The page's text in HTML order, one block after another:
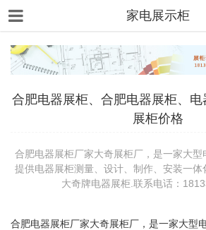
合肥电器展柜、合肥电器展柜、
展柜价格
合肥电器展柜厂家大奇展柜厂，是一家大型
提供电器展柜测量、设计、制作、安装一
大奇牌电器展柜.联系电话：
合肥电器展柜厂家大奇展柜厂，是一家大型
家电展示柜